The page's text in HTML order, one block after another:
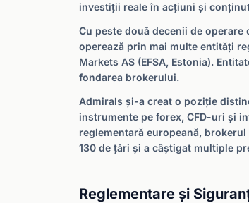
investiții reale în acțiuni și
Cu peste două decenii de
operează prin mai multe entități
Markets AS (EFSA, Estonia).
fondarea brokerului.
Admirals și-a creat o poziție
instrumente pe forex, CFD-uri și
reglementară europeană,
130 de țări și a câștigat multiple
Reglementare și